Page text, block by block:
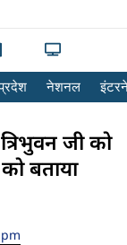
नेशनल
जी को
बताया